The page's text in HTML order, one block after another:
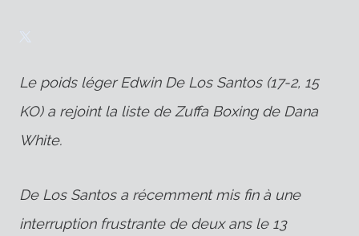
Le poids léger Edwin De Los Santos (17-2, 15
KO) a rejoint la liste de Zuffa Boxing de Dana
White.
De Los Santos a récemment mis fin à une
interruption frustrante de deux ans le 13